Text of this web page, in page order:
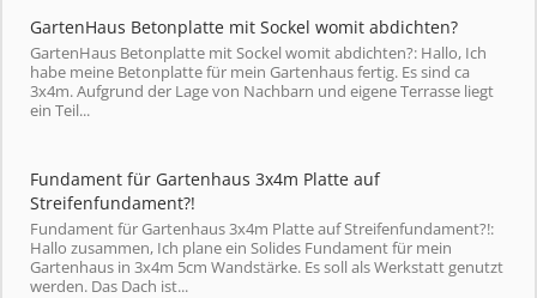
GartenHaus Betonplatte mit Sockel womit abdichten?
GartenHaus Betonplatte mit Sockel womit abdichten?: Hallo, Ich
habe meine Betonplatte für mein Gartenhaus fertig. Es sind ca
3x4m. Aufgrund der Lage von Nachbarn und eigene Terrasse liegt
ein Teil...
Fundament für Gartenhaus 3x4m Platte auf
Streifenfundament?!
Fundament für Gartenhaus 3x4m Platte auf Streifenfundament?!:
Hallo zusammen, Ich plane ein Solides Fundament für mein
Gartenhaus in 3x4m 5cm Wandstärke. Es soll als Werkstatt genutzt
werden. Das Dach ist...